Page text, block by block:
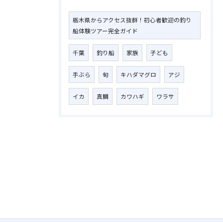
栃木県からアクセス抜群！初心者歓迎の釣り
船体験ツアー完全ガイド
千葉 釣り船 家族 子ども
手ぶら 旬 キハダマグロ アジ
イカ 真鯛 カワハギ ワラサ